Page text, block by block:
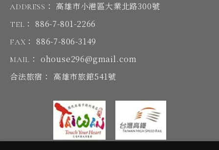
ADDRESS： 高雄市小港區大業北路300號
TEL： 886-7-801-2266
FAX： 886-7-806-3149
MAIL： ohouse296@gmail.com
合法旅宿： 高雄市旅館541號